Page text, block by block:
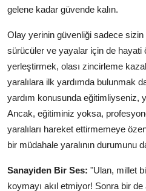
Multimedya & Elektronik
gelene kadar güvende kalın.
Olay yerinin güvenliği sadece
sürücüler ve yayalar için de hayati
yerleştirmek, olası zincirleme
yaralılara ilk yardımda bulunmak
yardım konusunda eğitimliyseniz,
Ancak, eğitiminiz yoksa,
yaralıları hareket ettirmemeye
bir müdahale yaralının durumunu
Sanayiden Bir Ses: "Ulan, millet
koymayı akıl etmiyor! Sonra bir